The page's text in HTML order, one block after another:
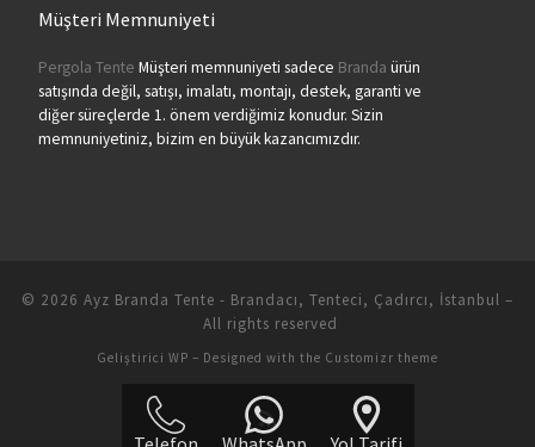
Müşteri Memnuniyeti
Pergola Tente Müşteri memnuniyeti sadece Branda ürün
satışında değil, satışı, imalatı, montajı, destek, garanti ve
diğer süreçlerde 1. önem verdiğimiz konudur. Sizin
memnuniyetiniz, bizim en büyük kazancımızdır.
© 2026 Ayz Branda Tente - Brandacı, Tenteci, Çadırcı, İstanbul –
All rights reserved
Geliştirici WP – Designed with the Customizr theme